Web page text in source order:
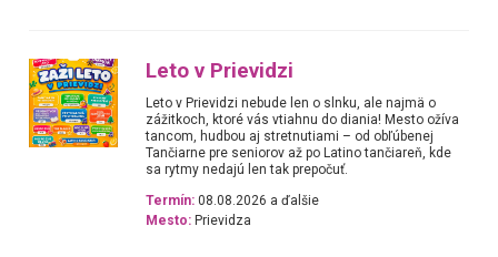
Leto v Prievidzi
Leto v Prievidzi nebude len o slnku, ale najmä o
zážitkoch, ktoré vás vtiahnu do diania! Mesto ožíva
tancom, hudbou aj stretnutiami – od obľúbenej
Tančiarne pre seniorov až po Latino tančiareň, kde
sa rytmy nedajú len tak prepočuť.
Termín: 08.08.2026 a ďalšie
Mesto: Prievidza